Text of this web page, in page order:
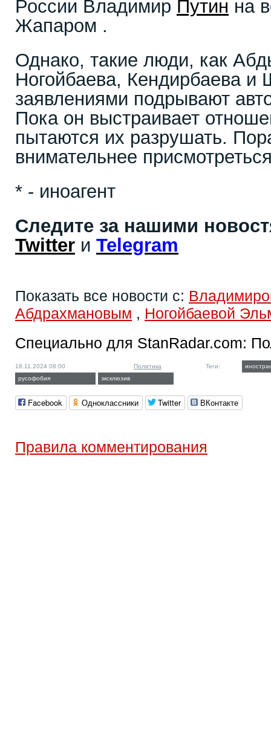
России Владимир Путин на
Жапаром .
Однако, такие люди, как
Ногойбаева, Кендирбаева и
заявлениями подрывают
Пока он выстраивает
пытаются их разрушать.
внимательнее
* - иноагент
Следите за нашими
Twitter и Telegram
Показать все новости с:
Абдрахмановым , Ногойбаевой
Специально для StanRadar.com:
18.11.2024 08:00 Политика Теги:
русофобия
эксклюзив
Facebook Одноклассники Twitter ВКонтакте
Правила комментирования